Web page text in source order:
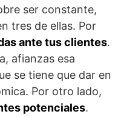
ser constante,
tres de ellas. Por
ante tus clientes.
afianzas esa
se tiene que dar en
Por otro lado,
potenciales.